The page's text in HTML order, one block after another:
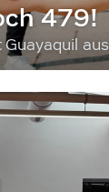
479!
aus